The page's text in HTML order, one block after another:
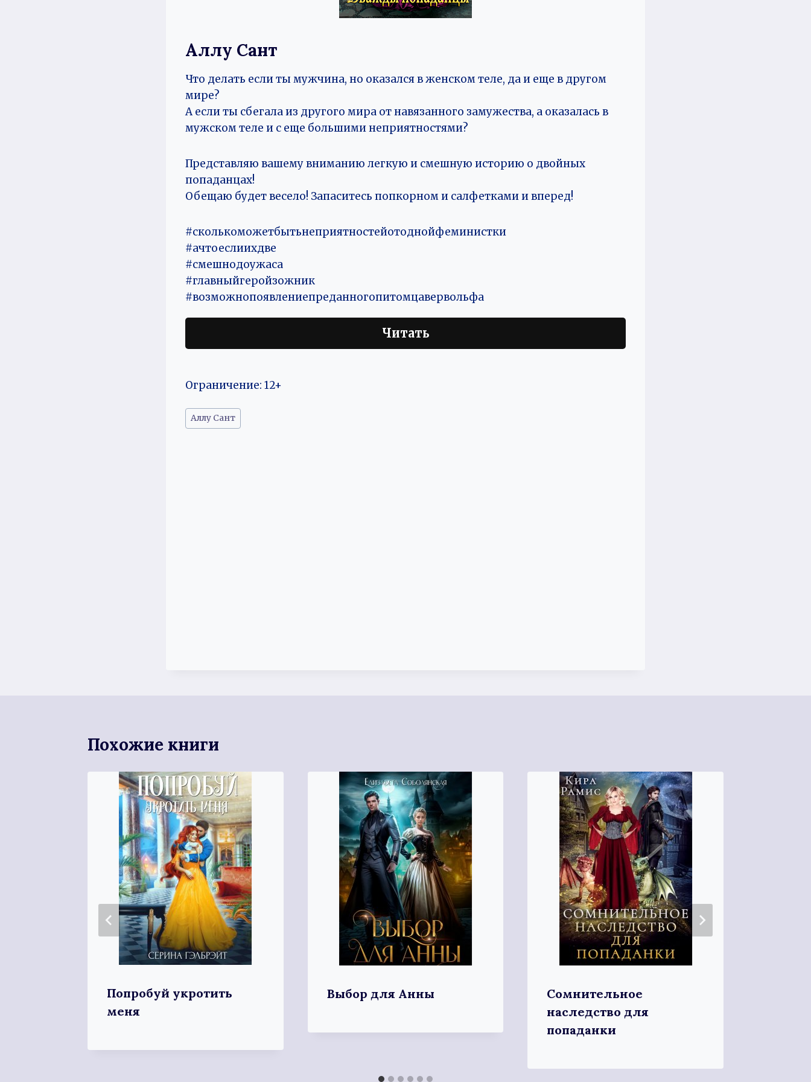
Аллу Сант
Что делать если ты мужчина, но оказался в женском теле, да и еще в другом
мире?
А если ты сбегала из другого мира от навязанного замужества, а оказалась в
мужском теле и с еще большими неприятностями?
Представляю вашему вниманию легкую и смешную историю о двойных
попаданцах!
Обещаю будет весело! Запаситесь попкорном и салфетками и вперед!
#сколькоможетбытьнеприятностейотоднойфеминистки
#ачтоеслиихдве
#смешнодоужаса
#главныйгеройзожник
#возможнопоявлениепреданногопитомцавервольфа
Читать
Ограничение: 12+
Метки
записи:
Аллу Сант
Похожие книги
Попробуй укротить
меня
Выбор для Анны
Сомнительное
наследство для
попаданки